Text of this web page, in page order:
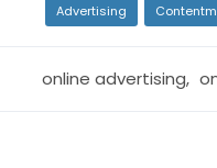
Advertising
online advertising,